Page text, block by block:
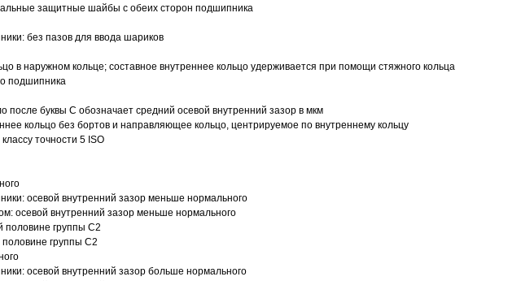
защитные шайбы с обеих сторон подшипника
без пазов для ввода шариков
в наружном кольце; составное внутреннее кольцо удерживается при помощи стяжного кольца
подшипника
после буквы С обозначает средний осевой внутренний зазор в мкм
кольцо без бортов и направляющее кольцо, центрируемое по внутреннему кольцу
точности 5 ISO
осевой внутренний зазор меньше нормального
осевой внутренний зазор меньше нормального
половине группы C2
группы C2
осевой внутренний зазор больше нормального